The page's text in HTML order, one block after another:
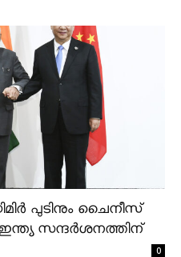
പുടിനും ചൈനീസ്
ഇന്ത്യ സന്ദർശനത്തിന്
0